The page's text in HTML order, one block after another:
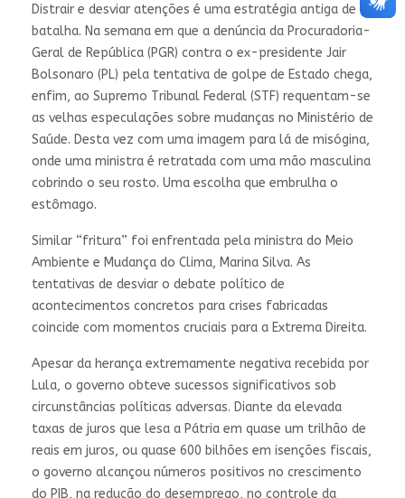
Distrair e desviar atenções é uma estratégia antiga de
batalha. Na semana em que a denúncia da Procuradoria-
Geral de República (PGR) contra o ex-presidente Jair
Bolsonaro (PL) pela tentativa de golpe de Estado chega,
enfim, ao Supremo Tribunal Federal (STF) requentam-se
as velhas especulações sobre mudanças no Ministério de
Saúde. Desta vez com uma imagem para lá de misógina,
onde uma ministra é retratada com uma mão masculina
cobrindo o seu rosto. Uma escolha que embrulha o
estômago.
Similar “fritura” foi enfrentada pela ministra do Meio
Ambiente e Mudança do Clima, Marina Silva. As
tentativas de desviar o debate político de
acontecimentos concretos para crises fabricadas
coincide com momentos cruciais para a Extrema Direita.
Apesar da herança extremamente negativa recebida por
Lula, o governo obteve sucessos significativos sob
circunstâncias políticas adversas. Diante da elevada
taxas de juros que lesa a Pátria em quase um trilhão de
reais em juros, ou quase 600 bilhões em isenções fiscais,
o governo alcançou números positivos no crescimento
do PIB, na redução do desemprego, no controle da